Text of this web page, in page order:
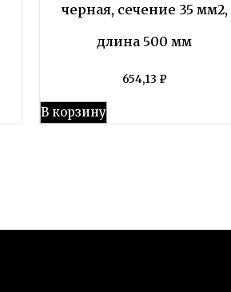
черная, сечение 35 мм2,
длина 500 мм
654,13 ₽
В корзину